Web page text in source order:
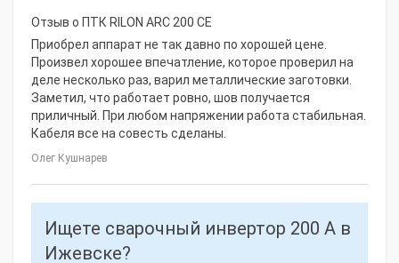
Отзыв о ПТК RILON ARC 200 СЕ
Приобрел аппарат не так давно по хорошей цене.
Произвел хорошее впечатление, которое проверил на
деле несколько раз, варил металлические заготовки.
Заметил, что работает ровно, шов получается
приличный. При любом напряжении работа стабильная.
Кабеля все на совесть сделаны.
Олег Кушнарев
Ищете сварочный инвертор 200 А в
Ижевске?